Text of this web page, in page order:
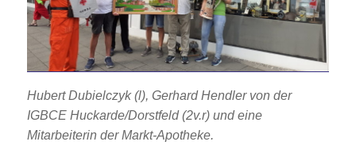
Hubert Dubielczyk (l), Gerhard Hendler von der
IGBCE Huckarde/Dorstfeld (2v.r) und eine
Mitarbeiterin der Markt-Apotheke.